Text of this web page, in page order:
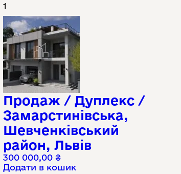
Продаж / Дуплекс /
Замарстинівська,
Шевченківський
район, Львів
300 000,00 ₴
Додати в кошик
1